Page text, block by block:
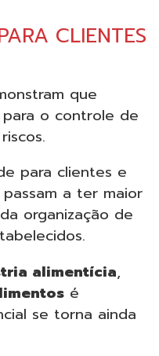
CLIENTES
que
o controle de
para clientes e
a ter maior
organização de
alimentícia,
é
se torna ainda